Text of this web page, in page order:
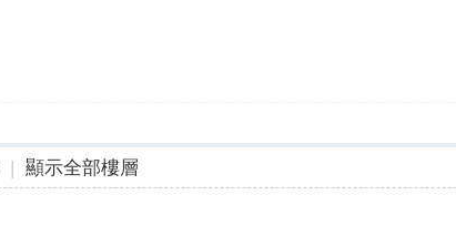
| 顯示全部樓層